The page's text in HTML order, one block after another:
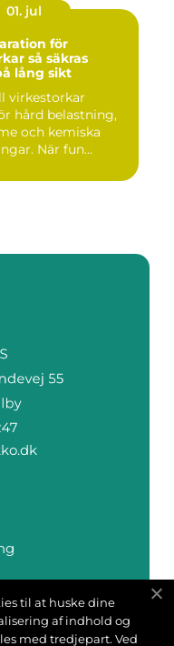
01. jul
för
lång sikt
virkestorkar
hård belastning,
och kemiska
När fun...
til at huske dine
af indhold og
med tredjepart. Ved